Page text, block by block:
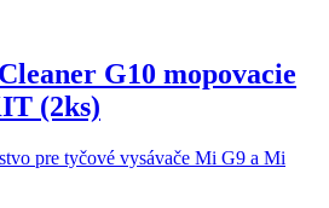
G10 mopovacie
(2ks)
pre tyčové vysávače Mi G9 a Mi